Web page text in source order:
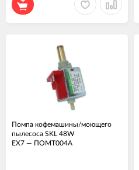
Помпа кофемашины/моющего
пылесоса SKL 48W
EX7 — ПОМТ004А